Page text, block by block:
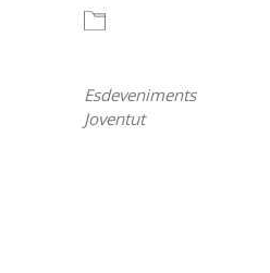
Esdeveniments
Joventut